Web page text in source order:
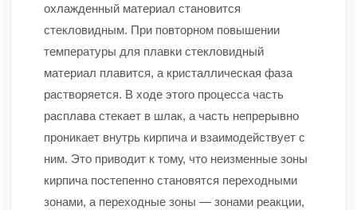
охлажденный материал становится
стекловидным. При повторном повышении
температуры для плавки стекловидный
материал плавится, а кристаллическая фаза
растворяется. В ходе этого процесса часть
расплава стекает в шлак, а часть непрерывно
проникает внутрь кирпича и взаимодействует с
ним. Это приводит к тому, что неизменные зоны
кирпича постепенно становятся переходными
зонами, а переходные зоны — зонами реакции,